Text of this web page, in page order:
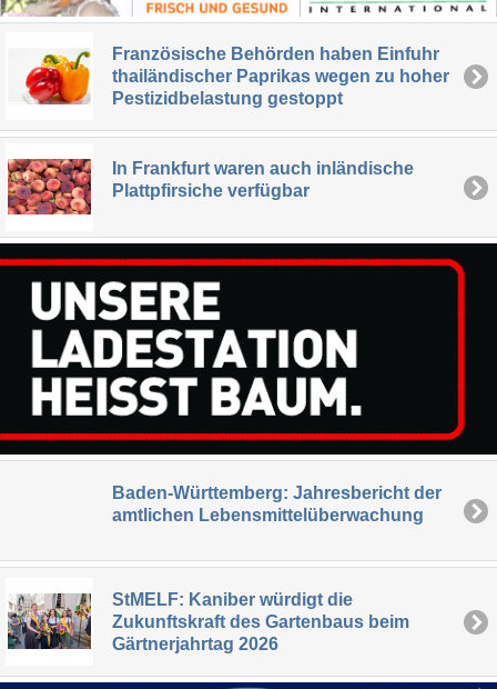
Französische Behörden haben Einfuhr
thailändischer Paprikas wegen zu hoher
Pestizidbelastung gestoppt
In Frankfurt waren auch inländische
Plattpfirsiche verfügbar
Baden-Württemberg: Jahresbericht der
amtlichen Lebensmittelüberwachung
StMELF: Kaniber würdigt die
Zukunftskraft des Gartenbaus beim
Gärtnerjahrtag 2026